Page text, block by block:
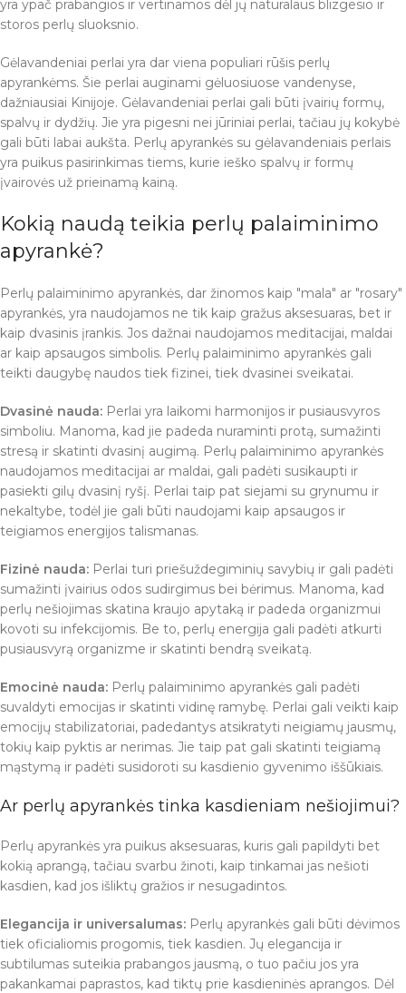
yra ypač prabangios ir vertinamos dėl jų natūralaus blizgesio ir
storos perlų sluoksnio.
Gėlavandeniai perlai yra dar viena populiari rūšis perlų
apyrankėms. Šie perlai auginami gėluosiuose vandenyse,
dažniausiai Kinijoje. Gėlavandeniai perlai gali būti įvairių formų,
spalvų ir dydžių. Jie yra pigesni nei jūriniai perlai, tačiau jų kokybė
gali būti labai aukšta. Perlų apyrankės su gėlavandeniais perlais
yra puikus pasirinkimas tiems, kurie ieško spalvų ir formų
įvairovės už prieinamą kainą.
Kokią naudą teikia perlų palaiminimo
apyrankė?
Perlų palaiminimo apyrankės, dar žinomos kaip "mala" ar "rosary"
apyrankės, yra naudojamos ne tik kaip gražus aksesuaras, bet ir
kaip dvasinis įrankis. Jos dažnai naudojamos meditacijai, maldai
ar kaip apsaugos simbolis. Perlų palaiminimo apyrankės gali
teikti daugybę naudos tiek fizinei, tiek dvasinei sveikatai.
Dvasinė nauda: Perlai yra laikomi harmonijos ir pusiausvyros
simboliu. Manoma, kad jie padeda nuraminti protą, sumažinti
stresą ir skatinti dvasinį augimą. Perlų palaiminimo apyrankės
naudojamos meditacijai ar maldai, gali padėti susikaupti ir
pasiekti gilų dvasinį ryšį. Perlai taip pat siejami su grynumu ir
nekaltybe, todėl jie gali būti naudojami kaip apsaugos ir
teigiamos energijos talismanas.
Fizinė nauda: Perlai turi priešuždegiminių savybių ir gali padėti
sumažinti įvairius odos sudirgimus bei bėrimus. Manoma, kad
perlų nešiojimas skatina kraujo apytaką ir padeda organizmui
kovoti su infekcijomis. Be to, perlų energija gali padėti atkurti
pusiausvyrą organizme ir skatinti bendrą sveikatą.
Emocinė nauda: Perlų palaiminimo apyrankės gali padėti
suvaldyti emocijas ir skatinti vidinę ramybę. Perlai gali veikti kaip
emocijų stabilizatoriai, padedantys atsikratyti neigiamų jausmų,
tokių kaip pyktis ar nerimas. Jie taip pat gali skatinti teigiamą
mąstymą ir padėti susidoroti su kasdienio gyvenimo iššūkiais.
Ar perlų apyrankės tinka kasdieniam nešiojimui?
Perlų apyrankės yra puikus aksesuaras, kuris gali papildyti bet
kokią aprangą, tačiau svarbu žinoti, kaip tinkamai jas nešioti
kasdien, kad jos išliktų gražios ir nesugadintos.
Elegancija ir universalumas: Perlų apyrankės gali būti dėvimos
tiek oficialiomis progomis, tiek kasdien. Jų elegancija ir
subtilumas suteikia prabangos jausmą, o tuo pačiu jos yra
pakankamai paprastos, kad tiktų prie kasdieninės aprangos. Dėl